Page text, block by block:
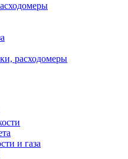
расходомеры
и газа